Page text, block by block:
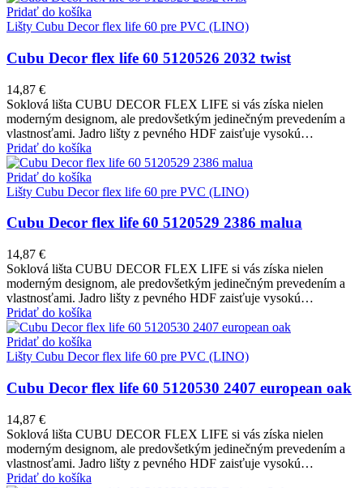
Pridať do košíka
Lišty Cubu Decor flex life 60 pre PVC (LINO)
Cubu Decor flex life 60 5120526 2032 twist
14,87 €
Soklová lišta CUBU DECOR FLEX LIFE si vás získa nielen
moderným designom, ale predovšetkým jedinečným prevedením a
vlastnosťami. Jadro lišty z pevného HDF zaisťuje vysokú…
Pridať do košíka
Pridať do košíka
Lišty Cubu Decor flex life 60 pre PVC (LINO)
Cubu Decor flex life 60 5120529 2386 malua
14,87 €
Soklová lišta CUBU DECOR FLEX LIFE si vás získa nielen
moderným designom, ale predovšetkým jedinečným prevedením a
vlastnosťami. Jadro lišty z pevného HDF zaisťuje vysokú…
Pridať do košíka
Pridať do košíka
Lišty Cubu Decor flex life 60 pre PVC (LINO)
Cubu Decor flex life 60 5120530 2407 european oak
14,87 €
Soklová lišta CUBU DECOR FLEX LIFE si vás získa nielen
moderným designom, ale predovšetkým jedinečným prevedením a
vlastnosťami. Jadro lišty z pevného HDF zaisťuje vysokú…
Pridať do košíka